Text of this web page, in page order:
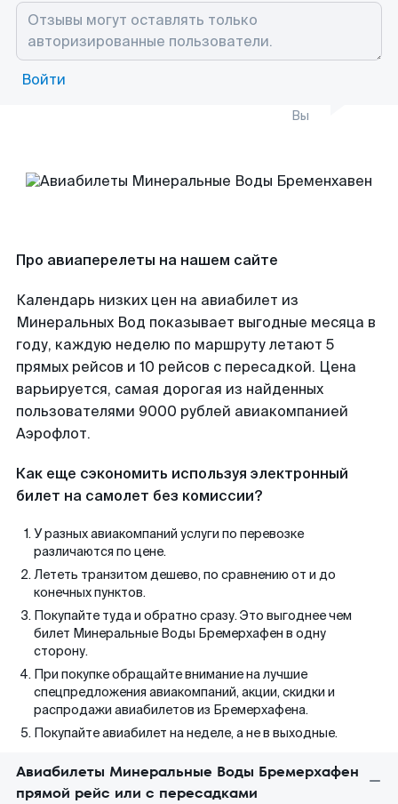
Войти
Вы
Про авиаперелеты на нашем сайте
Календарь низких цен на авиабилет из
Минеральных Вод показывает выгодные месяца в
году, каждую неделю по маршруту летают 5
прямых рейсов и 10 рейсов с пересадкой. Цена
варьируется, самая дорогая из найденных
пользователями 9000 рублей авиакомпанией
Аэрофлот.
Как еще сэкономить используя электронный
билет на самолет без комиссии?
У разных авиакомпаний услуги по перевозке
различаются по цене.
Лететь транзитом дешево, по сравнению от и до
конечных пунктов.
Покупайте туда и обратно сразу. Это выгоднее чем
билет Минеральные Воды Бремерхафен в одну
сторону.
При покупке обращайте внимание на лучшие
спецпредложения авиакомпаний, акции, скидки и
распродажи авиабилетов из Бремерхафена.
Покупайте авиабилет на неделе, а не в выходные.
Авиабилеты Минеральные Воды Бремерхафен
прямой рейс или с пересадками